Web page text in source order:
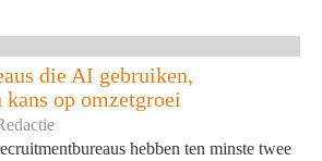
die AI gebruiken,
op omzetgroei
hebben ten minste twee